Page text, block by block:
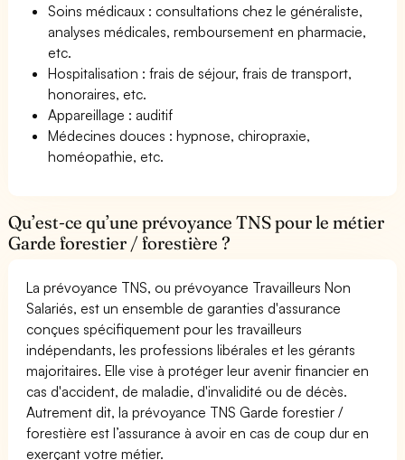
Soins médicaux : consultations chez le généraliste,
analyses médicales, remboursement en pharmacie,
etc.
Hospitalisation : frais de séjour, frais de transport,
honoraires, etc.
Appareillage : auditif
Médecines douces : hypnose, chiropraxie,
homéopathie, etc.
Qu’est-ce qu’une prévoyance TNS pour le métier
Garde forestier / forestière ?
La prévoyance TNS, ou prévoyance Travailleurs Non
Salariés, est un ensemble de garanties d'assurance
conçues spécifiquement pour les travailleurs
indépendants, les professions libérales et les gérants
majoritaires. Elle vise à protéger leur avenir financier en
cas d'accident, de maladie, d'invalidité ou de décès.
Autrement dit, la prévoyance TNS Garde forestier /
forestière est l’assurance à avoir en cas de coup dur en
exerçant votre métier.